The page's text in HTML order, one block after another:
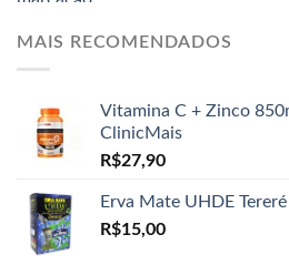
MAIS RECOMENDADOS
Vitamina C + Zinco
ClinicMais
R$27,90
Erva Mate UHDE
R$15,00